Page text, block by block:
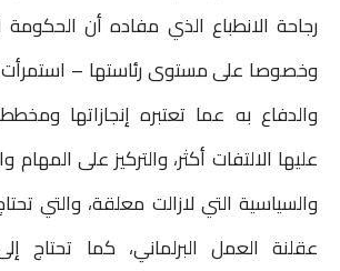
رجاحة الانطباع الذي مفاده أن الحكومة
وخصوصا على مستوى رئاستها – استمرأت
والدفاع به عما تعتبره إنجازاتها
عليها الالتفات أكثر، والتركيز على المهام
والسياسية التي لازالت معلقة، والتي
عقلنة العمل البرلماني، كما تحتاج